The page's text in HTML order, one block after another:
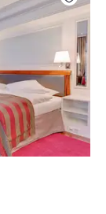
c'est
une